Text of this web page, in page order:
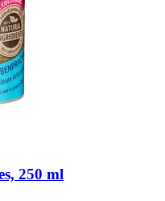
250 ml